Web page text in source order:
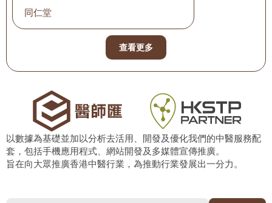
同仁堂
查看更多
以數據為基礎並加以分析去活用、開發及優化我們的中醫服務配
套，包括手機應用程式、網站開發及多媒體宣傳推廣。
旨在向大眾推廣香港中醫行業，為推動行業發展出一分力。